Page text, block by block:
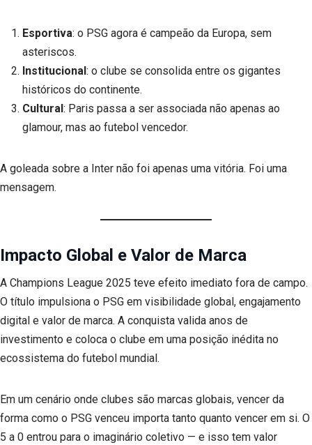
Esportiva: o PSG agora é campeão da Europa, sem
asteriscos.
Institucional : o clube se consolida entre os gigantes
históricos do continente.
Cultural : Paris passa a ser associada não apenas ao
glamour, mas ao futebol vencedor.
A goleada sobre a Inter não foi apenas uma vitória. Foi uma
mensagem.
Impacto Global e Valor de Marca
A Champions League 2025 teve efeito imediato fora de campo.
O título impulsiona o PSG em visibilidade global, engajamento
digital e valor de marca. A conquista valida anos de
investimento e coloca o clube em uma posição inédita no
ecossistema do futebol mundial.
Em um cenário onde clubes são marcas globais, vencer da
forma como o PSG venceu importa tanto quanto vencer em si. O
5 a 0 entrou para o imaginário coletivo — e isso tem valor